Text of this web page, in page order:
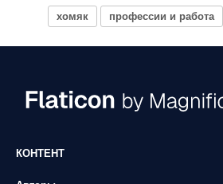
хомяк профессии и работа
КОНТЕНТ